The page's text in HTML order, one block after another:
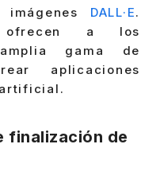
DALL·E.
ofrecen a los
gama de
aplicaciones
finalización de